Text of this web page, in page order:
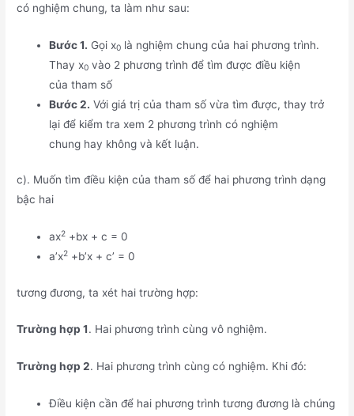
có nghiệm chung, ta làm như sau:
Bước 1. Gọi x0 là nghiệm chung của hai phương trình.
Thay x0 vào 2 phương trình để tìm được điều kiện
của tham số
Bước 2. Với giá trị của tham số vừa tìm được, thay trở
lại để kiểm tra xem 2 phương trình có nghiệm
chung hay không và kết luận.
c). Muốn tìm điều kiện của tham số để hai phương trình dạng
bậc hai
ax2 +bx + c = 0
a’x2 +b’x + c’ = 0
tương đương, ta xét hai trường hợp:
Trường hợp 1. Hai phương trình cùng vô nghiệm.
Trường hợp 2. Hai phương trình cùng có nghiệm. Khi đó:
Điều kiện cần để hai phương trình tương đương là chúng